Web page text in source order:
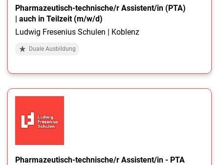
Pharmazeutisch-technische/r Assistent/in (PTA)
| auch in Teilzeit (m/w/d)
Ludwig Fresenius Schulen | Koblenz
Duale Ausbildung
Pharmazeutisch-technische/r Assistent/in - PTA